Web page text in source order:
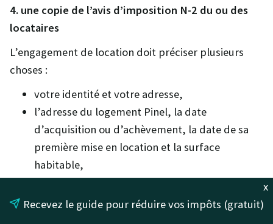
4. une copie de l’avis d’imposition N-2 du ou des
locataires
L’engagement de location doit préciser plusieurs
choses :
votre identité et votre adresse,
l’adresse du logement Pinel, la date
d’acquisition ou d’achèvement, la date de sa
première mise en location et la surface
habitable,
le montant du loyer mensuel (hors charges),
les modalités de calcul de la réduction d’impôt.
x
Recevez le guide pour réduire vos impôts (gratuit)